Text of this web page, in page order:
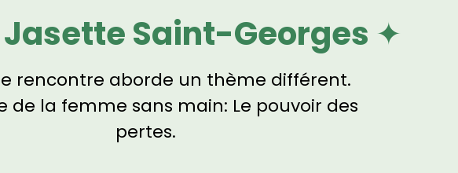
Saint-Georges ✦
rencontre aborde un thème différent.
de la femme sans main: Le pouvoir des